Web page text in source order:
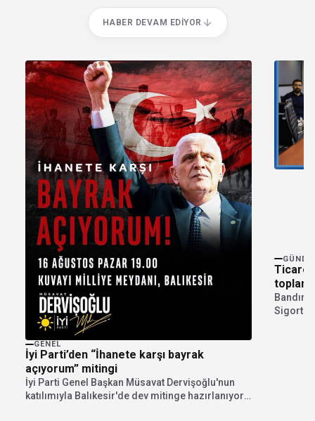
HABER DEVAM EDIYOR
GENEL
İyi Parti’den “İhanete karşı bayrak
açıyorum” mitingi
İyi Parti Genel Başkan Müsavat Dervişoğlu'nun
katılımıyla Balıkesir'de dev mitinge hazırlanıyor.
Ticaret